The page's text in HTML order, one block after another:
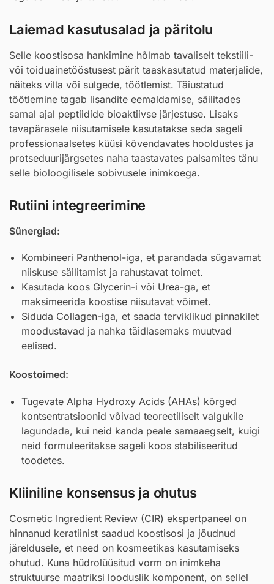
Laiemad kasutusalad ja päritolu
Selle koostisosa hankimine hõlmab tavaliselt tekstiili-
või toiduainetööstusest pärit taaskasutatud materjalide,
näiteks villa või sulgede, töötlemist. Täiustatud
töötlemine tagab lisandite eemaldamise, säilitades
samal ajal peptiidide bioaktiivse järjestuse. Lisaks
tavapärasele niisutamisele kasutatakse seda sageli
professionaalsetes küüsi kõvendavates hooldustes ja
protseduurijärgsetes naha taastavates palsamites tänu
selle bioloogilisele sobivusele inimkoega.
Rutiini integreerimine
Sünergiad:
Kombineeri Panthenol-iga, et parandada sügavamat
niiskuse säilitamist ja rahustavat toimet.
Kasutada koos Glycerin-i või Urea-ga, et
maksimeerida koostise niisutavat võimet.
Siduda Collagen-iga, et saada terviklikud pinnakilet
moodustavad ja nahka täidlasemaks muutvad
eelised.
Koostoimed:
Tugevate Alpha Hydroxy Acids (AHAs) kõrged
kontsentratsioonid võivad teoreetiliselt valgukile
lagundada, kui neid kanda peale samaaegselt, kuigi
neid formuleeritakse sageli koos stabiliseeritud
toodetes.
Kliiniline konsensus ja ohutus
Cosmetic Ingredient Review (CIR) ekspertpaneel on
hinnanud keratiinist saadud koostisosi ja jõudnud
järeldusele, et need on kosmeetikas kasutamiseks
ohutud. Kuna hüdrolüüsitud vorm on inimkeha
struktuurse maatriksi looduslik komponent, on sellel